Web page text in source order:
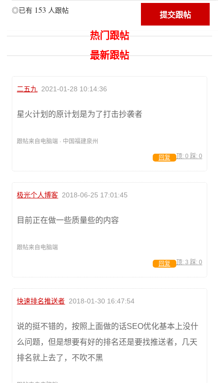
◎已有 153 人跟帖
热门跟帖
最新跟帖
二五九 2021-01-28 10:14:36
星火计划的原计划是为了打击抄袭者
跟帖来自电脑端 · 中国福建泉州
顶: 0 踩: 0
回复
极光个人博客 2018-06-25 17:01:45
目前正在做一些质量些的内容
跟帖来自电脑端
顶: 3 踩: 0
回复
快速排名推送者 2018-01-30 16:47:54
说的挺不错的，按照上面做的话SEO优化基本上没什
么问题，但是想要有好的排名还是要找推送者，几天
排名就上去了，不吹不黑